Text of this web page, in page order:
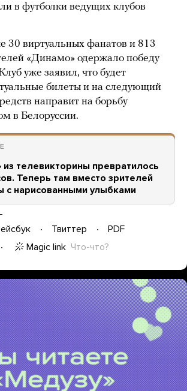
в футболки ведущих клубов
30 виртуальных фанатов и 813
«Динамо» одержало победу
уже заявил, что будет
билеты и на следующий
направит на борьбу
в Белоруссии.
из телевикторины превратилось
Теперь там вместо зрителей
нарисованными улыбками
Твиттер
PDF
Magic link Что-что?